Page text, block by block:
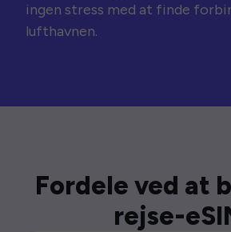
ingen stress med at finde
lufthavnen.
Fordele ved at
rejse-